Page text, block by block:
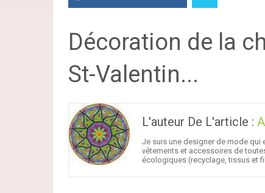
Décoration de la
St-Valentin...
L'auteur De L'article :
Je suis une designer de mode qui
vêtements et accessoires de
écologiques (recyclage, tissus et